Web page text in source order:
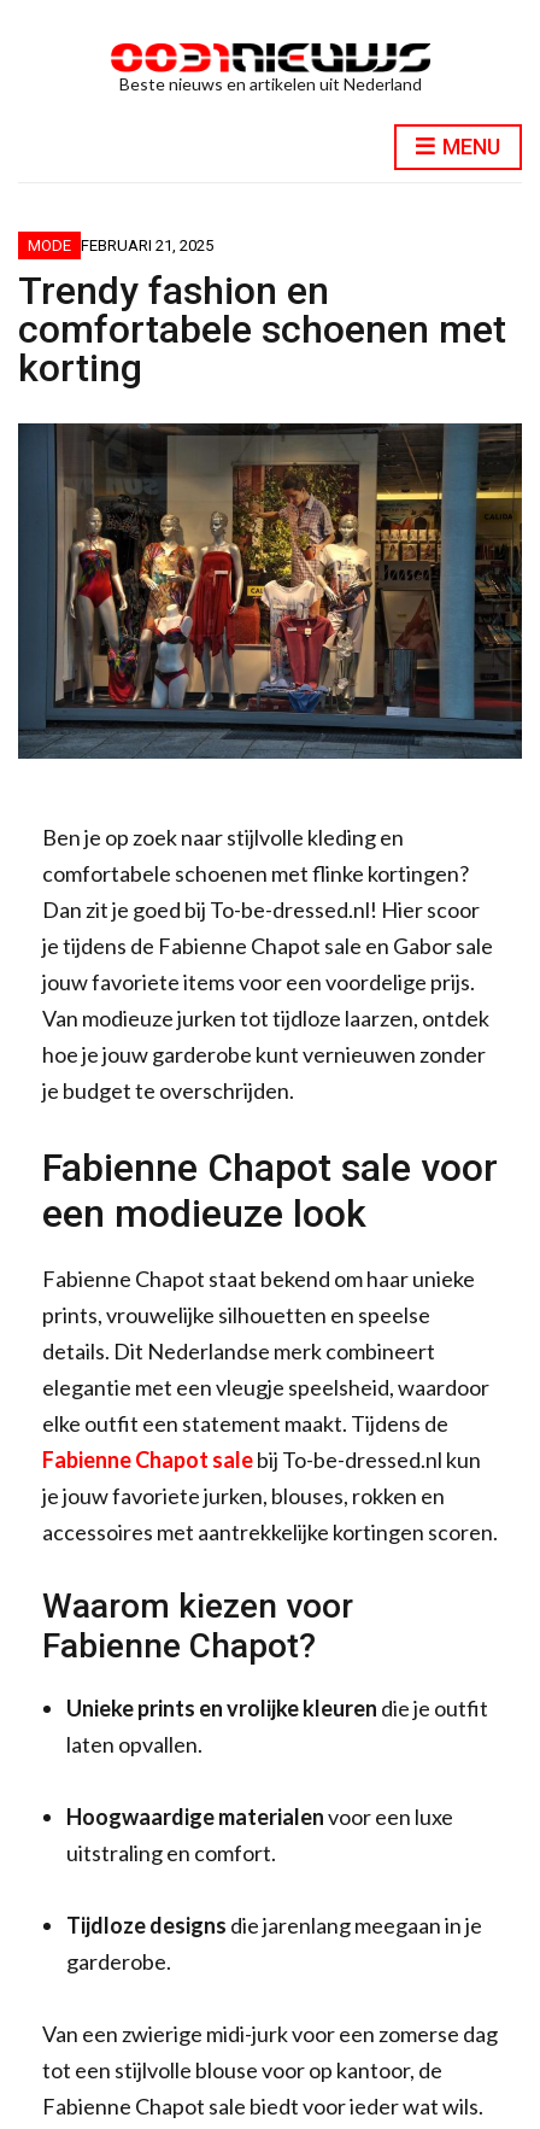
Beste nieuws en artikelen uit Nederland
MENU
MODE FEBRUARI 21, 2025
Trendy fashion en
comfortabele schoenen met
korting
Ben je op zoek naar stijlvolle kleding en
comfortabele schoenen met flinke kortingen?
Dan zit je goed bij To-be-dressed.nl! Hier scoor
je tijdens de Fabienne Chapot sale en Gabor sale
jouw favoriete items voor een voordelige prijs.
Van modieuze jurken tot tijdloze laarzen, ontdek
hoe je jouw garderobe kunt vernieuwen zonder
je budget te overschrijden.
Fabienne Chapot sale voor
een modieuze look
Fabienne Chapot staat bekend om haar unieke
prints, vrouwelijke silhouetten en speelse
details. Dit Nederlandse merk combineert
elegantie met een vleugje speelsheid, waardoor
elke outfit een statement maakt. Tijdens de
Fabienne Chapot salebij To-be-dressed.nl kun
je jouw favoriete jurken, blouses, rokken en
accessoires met aantrekkelijke kortingen scoren.
Waarom kiezen voor
Fabienne Chapot?
Unieke prints en vrolijke kleuren die je outfit
laten opvallen.
Hoogwaardige materialenvoor een luxe
uitstraling en comfort.
Tijdloze designs die jarenlang meegaan in je
garderobe.
Van een zwierige midi-jurk voor een zomerse dag
tot een stijlvolle blouse voor op kantoor, de
Fabienne Chapot sale biedt voor ieder wat wils.